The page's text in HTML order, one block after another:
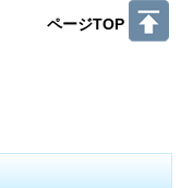
ページTOP